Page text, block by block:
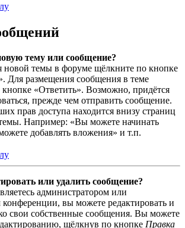
тему или сообщение?
новой темы в форуме щёлкните по кнопке
Для размещения сообщения в теме
«Ответить». Возможно, придётся
прежде чем отправить сообщение.
прав доступа находится внизу страниц
Например: «Вы можете начинать
добавлять вложения» и т.п.
или удалить сообщение?
администратором или
конференции, вы можете редактировать и
свои собственные сообщения. Вы можете
щёлкнув по кнопке Правка